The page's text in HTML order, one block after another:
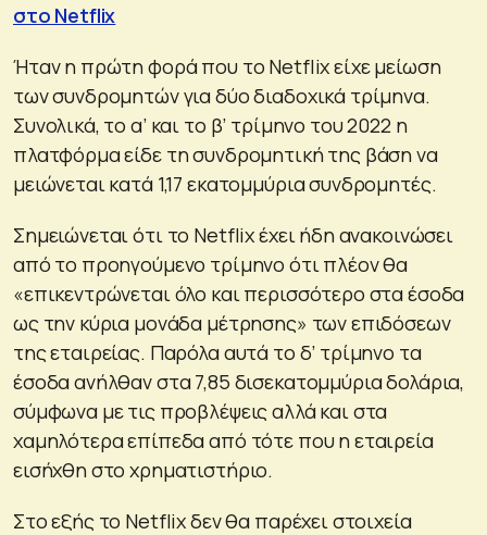
στο Netflix
Ήταν η πρώτη φορά που το Netflix είχε μείωση
των συνδρομητών για δύο διαδοχικά τρίμηνα.
Συνολικά, το α’ και το β’ τρίμηνο του 2022 η
πλατφόρμα είδε τη συνδρομητική της βάση να
μειώνεται κατά 1,17 εκατομμύρια συνδρομητές.
Σημειώνεται ότι το Netflix έχει ήδη ανακοινώσει
από το προηγούμενο τρίμηνο ότι πλέον θα
«επικεντρώνεται όλο και περισσότερο στα έσοδα
ως την κύρια μονάδα μέτρησης» των επιδόσεων
της εταιρείας. Παρόλα αυτά το δ’ τρίμηνο τα
έσοδα ανήλθαν στα 7,85 δισεκατομμύρια δολάρια,
σύμφωνα με τις προβλέψεις αλλά και στα
χαμηλότερα επίπεδα από τότε που η εταιρεία
εισήχθη στο χρηματιστήριο.
Στο εξής το Netflix δεν θα παρέχει στοιχεία